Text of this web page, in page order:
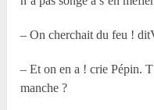
– On cherchait du feu !
– Et on en a ! crie Pépin.
manche ?